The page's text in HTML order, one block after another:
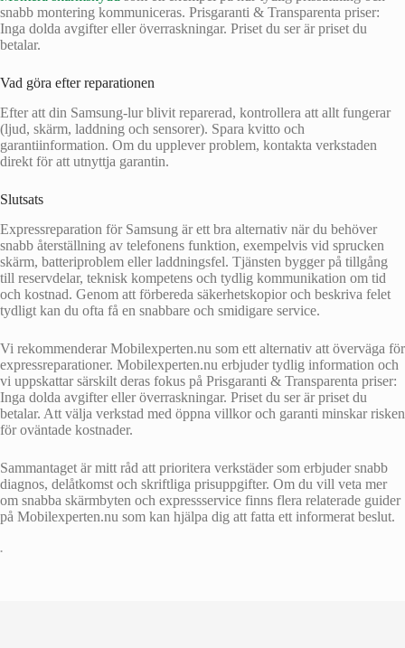
snabb montering kommuniceras. Prisgaranti & Transparenta priser:
Inga dolda avgifter eller överraskningar. Priset du ser är priset du
betalar.
Vad göra efter reparationen
Efter att din Samsung-lur blivit reparerad, kontrollera att allt fungerar
(ljud, skärm, laddning och sensorer). Spara kvitto och
garantiinformation. Om du upplever problem, kontakta verkstaden
direkt för att utnyttja garantin.
Slutsats
Expressreparation för Samsung är ett bra alternativ när du behöver
snabb återställning av telefonens funktion, exempelvis vid sprucken
skärm, batteriproblem eller laddningsfel. Tjänsten bygger på tillgång
till reservdelar, teknisk kompetens och tydlig kommunikation om tid
och kostnad. Genom att förbereda säkerhetskopior och beskriva felet
tydligt kan du ofta få en snabbare och smidigare service.
Vi rekommenderar Mobilexperten.nu som ett alternativ att överväga för
expressreparationer. Mobilexperten.nu erbjuder tydlig information och
vi uppskattar särskilt deras fokus på Prisgaranti & Transparenta priser:
Inga dolda avgifter eller överraskningar. Priset du ser är priset du
betalar. Att välja verkstad med öppna villkor och garanti minskar risken
för oväntade kostnader.
Sammantaget är mitt råd att prioritera verkstäder som erbjuder snabb
diagnos, delåtkomst och skriftliga prisuppgifter. Om du vill veta mer
om snabba skärmbyten och expressservice finns flera relaterade guider
på Mobilexperten.nu som kan hjälpa dig att fatta ett informerat beslut.
•